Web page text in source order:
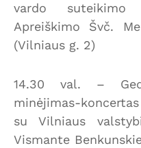
vardo suteikimo
Apreiškimo Švč.
(Vilniaus g. 2)
14.30 val. –
minėjimas-
su Vilniaus
Vismante